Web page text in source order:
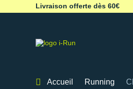
Livraison offerte dès 60€
Accueil Running